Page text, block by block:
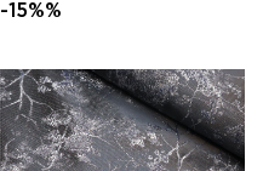
5.100,00 RSD.
-15%%